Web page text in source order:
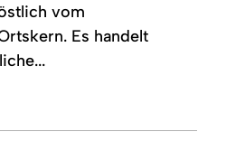
vom
Es handelt